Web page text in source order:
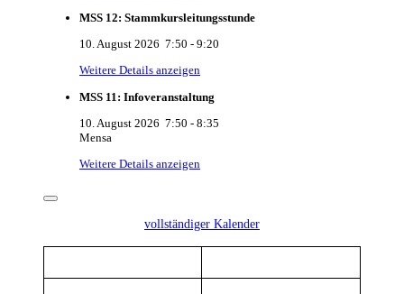
MSS 12: Stammkursleitungsstunde
10. August 2026 7:50 - 9:20
Weitere Details anzeigen
MSS 11: Infoveranstaltung
10. August 2026 7:50 - 8:35
Mensa
Weitere Details anzeigen
vollständiger Kalender